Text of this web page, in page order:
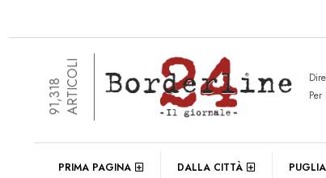
91,318ARTICOLI
PRIMA PAGINA DALLA CITTÀ PUGLIA